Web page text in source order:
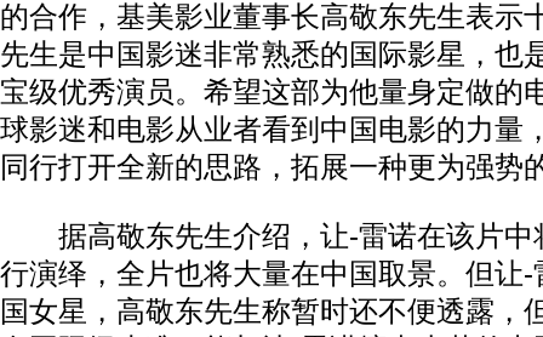
的合作，基美影业董事长高敬东先生表示
先生是中国影迷非常熟悉的国际影星，也
宝级优秀演员。希望这部为他量身定做的
球影迷和电影从业者看到中国电影的力量
同行打开全新的思路，拓展一种更为强势
据高敬东先生介绍，让-雷诺在该片中
行演绎，全片也将大量在中国取景。但让
国女星，高敬东先生称暂时还不便透露，